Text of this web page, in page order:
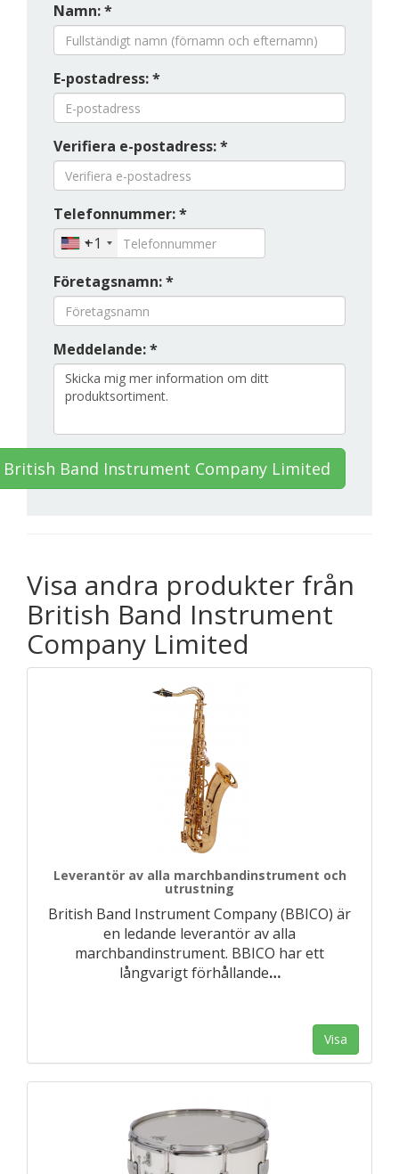
Namn: *
E-postadress: *
Verifiera e-postadress: *
Telefonnummer: *
+1
Företagsnamn: *
Meddelande: *
Band Instrument Company Limited
Visa andra produkter från
British Band Instrument
Company Limited
Leverantör av alla marchbandinstrument och
utrustning
British Band Instrument Company (BBICO) är
en ledande leverantör av alla
marchbandinstrument. BBICO har ett
långvarigt förhållande…
Visa